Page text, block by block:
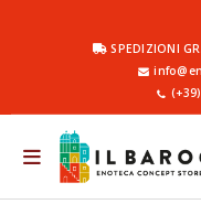
SPEDIZIONI